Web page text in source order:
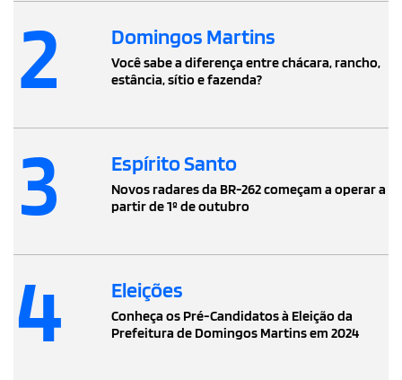
2 Domingos Martins
Você sabe a diferença entre chácara, rancho,
estância, sítio e fazenda?
3 Espírito Santo
Novos radares da BR-262 começam a operar a
partir de 1º de outubro
4 Eleições
Conheça os Pré-Candidatos à Eleição da
Prefeitura de Domingos Martins em 2024